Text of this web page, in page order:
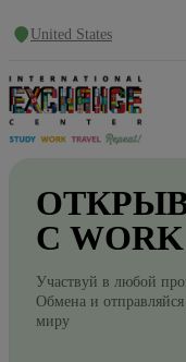
United States
С WORK
Участвуй в любой
Обмена и
миру